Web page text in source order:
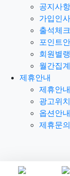
공지사항
가입인사
출석체크
포인트
회원별
월간집
제휴안내
제휴안내
광고위치
옵션안내
제휴문의